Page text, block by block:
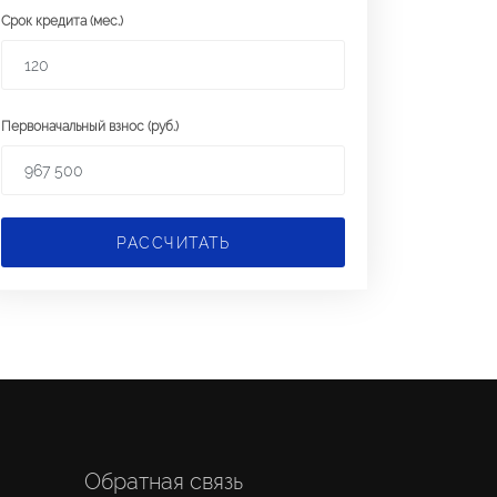
Срок кредита (мес.)
Первоначальный взнос (руб.)
РАССЧИТАТЬ
Обратная связь